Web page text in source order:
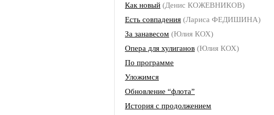
Как новый (Денис КОЖЕВНИКОВ)
Есть совпадения (Лариса ФЕДИШИНА)
За занавесом (Юлия КОХ)
Опера для хулиганов (Юлия КОХ)
По программе
Уложимся
Обновление “флота”
История с продолжением